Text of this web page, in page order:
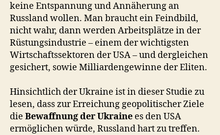
keine Entspannung und Annäherung an
Russland wollen. Man braucht ein Feindbild,
nicht wahr, dann werden Arbeitsplätze in der
Rüstungsindustrie – einem der wichtigsten
Wirtschaftssektoren der USA – und dergleichen
gesichert, sowie Milliardengewinne der Eliten.
Hinsichtlich der Ukraine ist in dieser Studie zu
lesen, dass zur Erreichung geopolitischer Ziele
die Bewaffnung der Ukraine es den USA
ermöglichen würde, Russland hart zu treffen.